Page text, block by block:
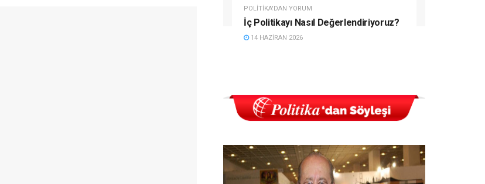
POLITIKA'DAN YORUM
İç Politikayı Nasıl Değerlendiriyoruz?
14 HAZIRAN 2026